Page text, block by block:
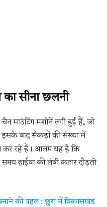
का सीना छलनी
चैन माउंटिंग मशीनें लगी हुई हैं, जो
इसके बाद सैकड़ों की संख्या में
कर रहे हैं। आलम यह है कि
समय हाईवा की लंबी कतार दौड़ती
की पहल : छुरा में विकासखंड